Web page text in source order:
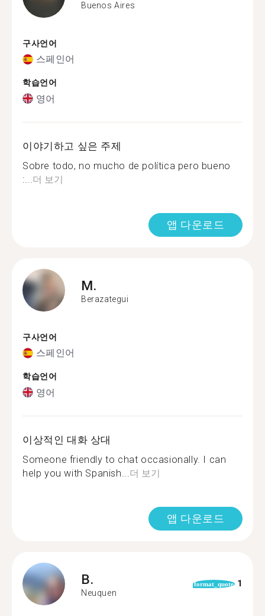
Buenos Aires
구사언어
스페인어
학습언어
영어
이야기하고 싶은 주제
Sobre todo, no mucho de política pero bueno
:... 더 보기
앱 다운로드
M.
Berazategui
구사언어
스페인어
학습언어
영어
이상적인 대화 상대
Someone friendly to chat occasionally. I can
help you with Spanish... 더 보기
앱 다운로드
B.
Neuquen
format_quote 1